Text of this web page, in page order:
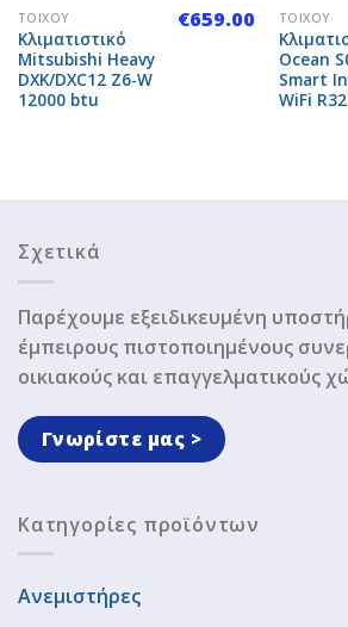
ΤΟΊΧΟΥ
Κλιματιστικό
Mitsubishi Heavy
DXK/DXC12 Z6-W
12000 btu
€659.00 ΤΟΊΧΟΥ
Ocean
Smart
WiFi R32
Σχετικά
Παρέχουμε εξειδικευμένη
έμπειρους πιστοποιημένους
οικιακούς και επαγγελματικούς
Γνωρίστε μας >
Κατηγορίες προϊόντων
Ανεμιστήρες